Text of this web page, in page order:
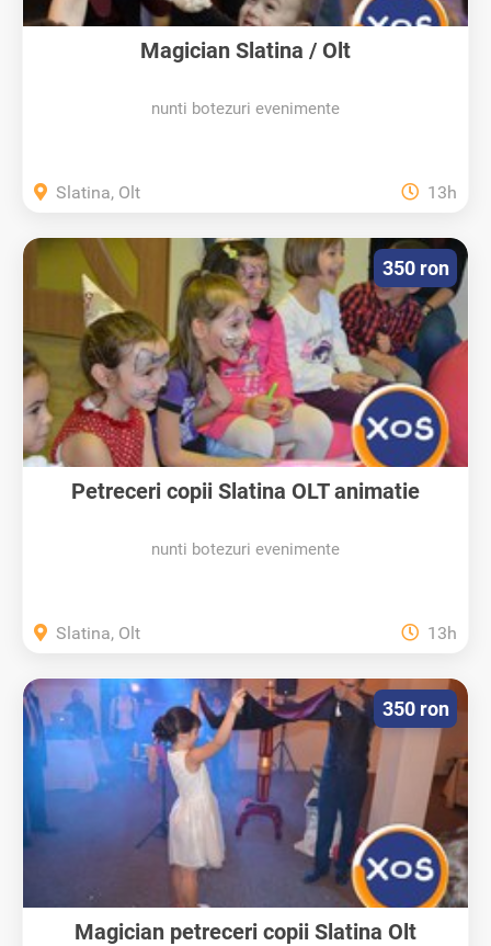
Magician Slatina / Olt
nunti botezuri evenimente
Slatina, Olt 13h
Petreceri copii Slatina OLT animatie
nunti botezuri evenimente
350 ron
Slatina, Olt 13h
Magician petreceri copii Slatina Olt
350 ron